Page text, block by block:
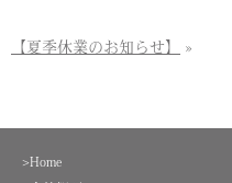
【夏季休業のお知らせ】 »
>Home